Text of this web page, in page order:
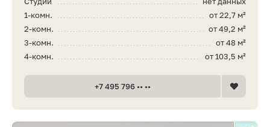
от 22,7 м²
1-комн.
от 49,2 м²
2-комн.
от 48 м²
3-комн.
от 103,5 м²
4-комн.
+7 495 796 •• ••